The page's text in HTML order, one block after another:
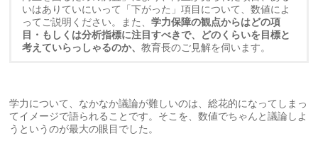
いはありていにいって「下がった」項目について、数値によ
ってご説明ください。また、学力保障の観点からはどの項
目・もしくは分析指標に注目すべきで、どのくらいを目標と
考えていらっしゃるのか、教育長のご見解を伺います。
学力について、なかなか議論が難しいのは、総花的になってしまっ
てイメージで語られることです。そこを、数値でちゃんと議論しよ
うというのが最大の眼目でした。